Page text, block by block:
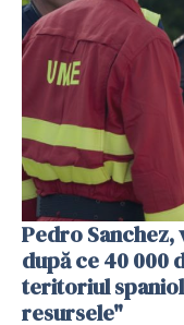
Pedro Sanchez,
după ce 40 000
teritoriul
resursele"